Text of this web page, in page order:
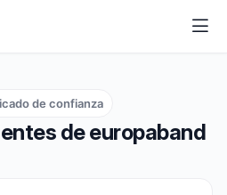
de europaband
de confianza